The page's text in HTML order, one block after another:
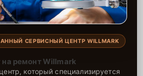
СЕРВИСНЫЙ ЦЕНТР WILLMARK
на ремонт Willmark
который специализируется